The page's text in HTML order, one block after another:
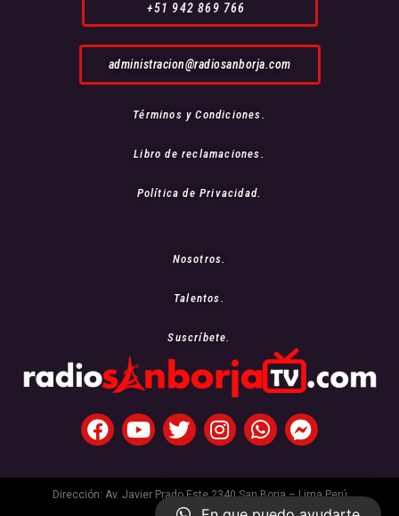
+51 942 869 766
administracion@radiosanborja.com
Términos y Condiciones.
Libro de reclamaciones.
Política de Privacidad.
Nosotros.
Talentos.
Suscríbete.
Dirección: Av. Javier Prado Este 2340 San Borja – Lima Perú